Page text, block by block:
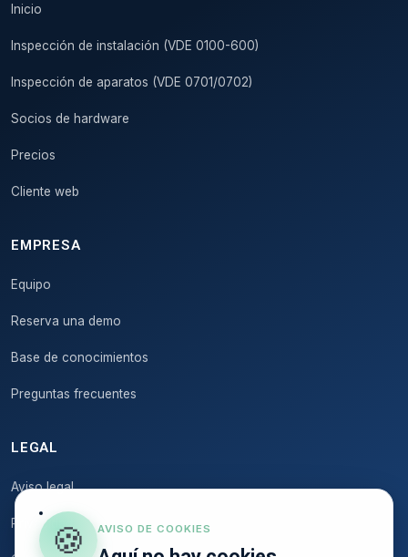
🍪 AVISO DE COOKIES
Inicio
Inspección de instalación (VDE 0100-600)
Inspección de aparatos (VDE 0701/0702)
Socios de hardware
Precios
Cliente web
EMPRESA
Equipo
Reserva una demo
Base de conocimientos
Preguntas frecuentes
LEGAL
Aviso legal
Privacidad